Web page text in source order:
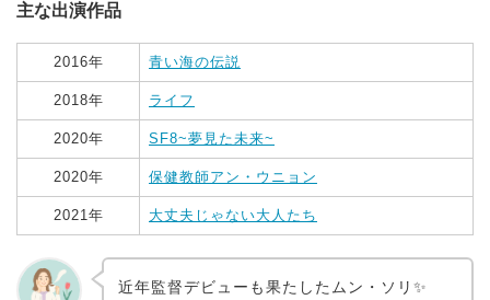
主な出演作品
2016年 青い海の伝説
2018年 ライフ
2020年 SF8~夢見た未来~
2020年 保健教師アン・ウニョン
2021年 大丈夫じゃない大人たち
近年監督デビューも果たしたムン・ソリ✨